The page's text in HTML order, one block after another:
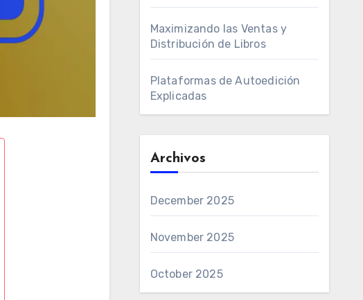
Maximizando las Ventas y
Distribución de Libros
Plataformas de Autoedición
Explicadas
Archivos
December 2025
November 2025
October 2025